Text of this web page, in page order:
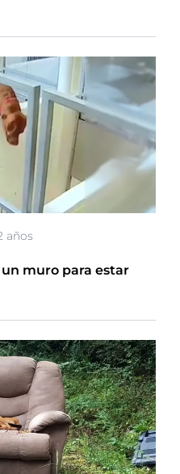
años
muro para estar